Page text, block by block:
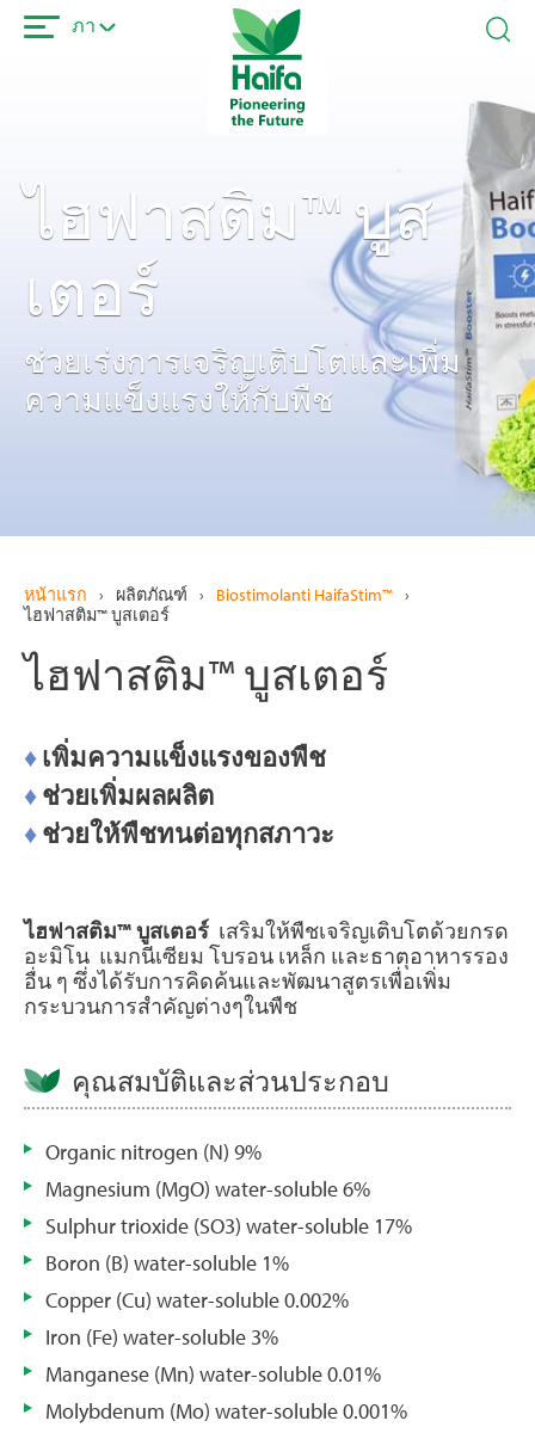
ข้าม
ภา
ไฮฟาสติม™ บูส
เตอร์
ช่วยเร่งการเจริญเติบโตและเพิ่ม
ความแข็งแรงให้กับพืช
หน้าแรก › ผลิตภัณฑ์ › Biostimolanti HaifaStim™ ›
ไฮฟาสติม™ บูสเตอร์
ไฮฟาสติม™ บูสเตอร์
♦เพิ่มความแข็งแรงของพืช
♦ช่วยเพิ่มผลผลิต
♦ช่วยให้พืชทนต่อทุกสภาวะ
ไฮฟาสติม™บูสเตอร์ เสริมให้พืชเจริญเติบโตด้วยกรด
อะมิโน แมกนีเซียม โบรอน เหล็ก และธาตุอาหารรอง
อื่น ๆ ซึ่งได้รับการคิดค้นและพัฒนาสูตรเพื่อเพิ่ม
กระบวนการสำคัญต่างๆในพืช
คุณสมบัติและส่วนประกอบ
Organic nitrogen (N) 9%
Magnesium (MgO) water-soluble 6%
Sulphur trioxide (SO3) water-soluble 17%
Boron (B) water-soluble 1%
Copper (Cu) water-soluble 0.002%
Iron (Fe) water-soluble 3%
Manganese (Mn) water-soluble 0.01%
Molybdenum (Mo) water-soluble 0.001%